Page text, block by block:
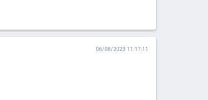
06/08/2023 11:17:11